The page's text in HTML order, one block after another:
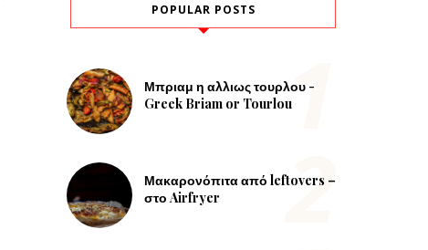
POPULAR POSTS
Μπριαμ η αλλιως τουρλου -
Greek Briam or Tourlou
Μακαρονόπιτα από leftovers –
στο Airfryer